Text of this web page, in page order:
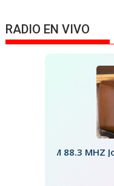
RADIO EN VIVO
FM 88.3 MHZ